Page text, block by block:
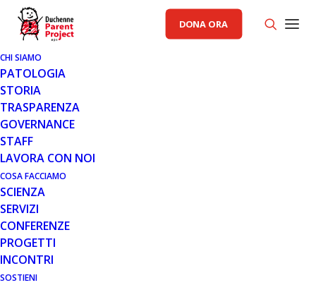
DONA ORA
CHI SIAMO
PATOLOGIA
STORIA
TRASPARENZA
GOVERNANCE
STAFF
LAVORA CON NOI
COSA FACCIAMO
SCIENZA
SERVIZI
CONFERENZE
PROGETTI
INCONTRI
SOSTIENI
COMUNICATI STAMPA PP
12 MAG 2014
RASSEGNA DEL 12/05/2014